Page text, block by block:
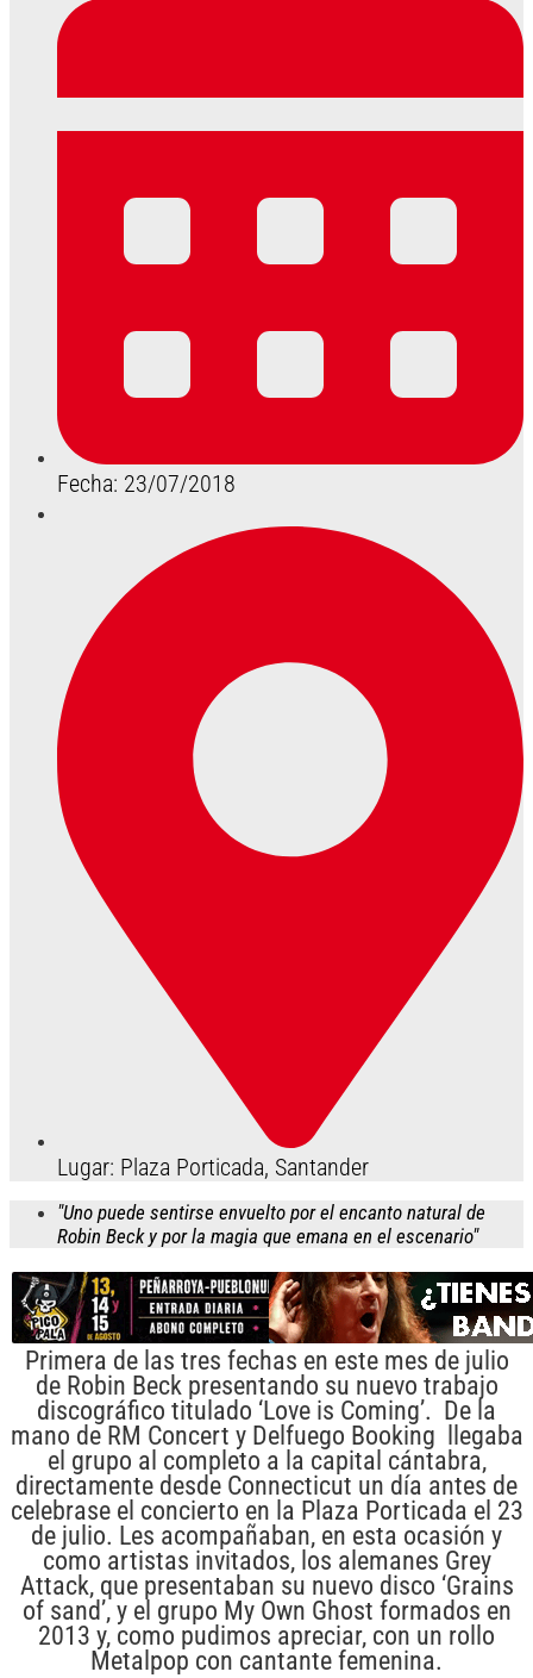
Fecha: 23/07/2018
Lugar: Plaza Porticada, Santander
"Uno puede sentirse envuelto por el encanto natural de
Robin Beck y por la magia que emana en el escenario"
Primera de las tres fechas en este mes de julio
de Robin Beck presentando su nuevo trabajo
discográfico titulado ‘Love is Coming’. De la
mano de RM Concert y Delfuego Booking llegaba
el grupo al completo a la capital cántabra,
directamente desde Connecticut un día antes de
celebrase el concierto en la Plaza Porticada el 23
de julio. Les acompañaban, en esta ocasión y
como artistas invitados, los alemanes Grey
Attack, que presentaban su nuevo disco ‘Grains
of sand’, y el grupo My Own Ghost formados en
2013 y, como pudimos apreciar, con un rollo
Metalpop con cantante femenina.